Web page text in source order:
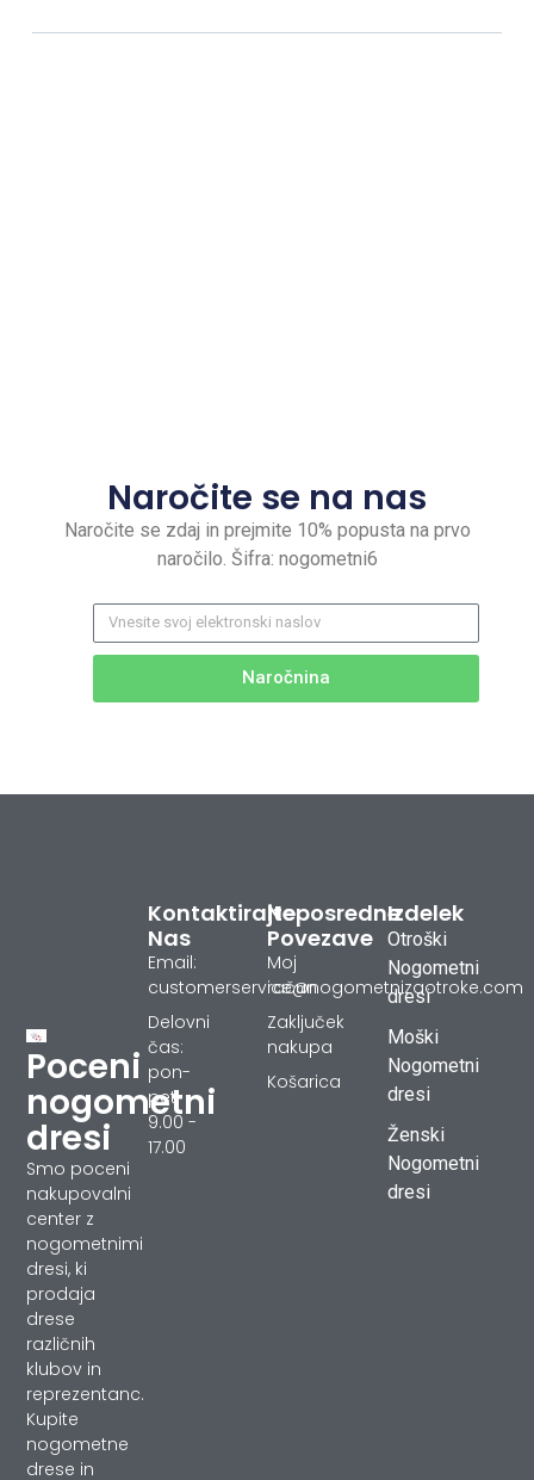
Naročite se na nas
Naročite se zdaj in prejmite 10% popusta na prvo
naročilo. Šifra: nogometni6
Naročnina
Poceni
nogometni
dresi
Smo poceni
nakupovalni
center z
nogometnimi
dresi, ki
prodaja
drese
različnih
klubov in
reprezentanc.
Kupite
nogometne
drese in
Izdelek
Otroški
Nogometni
dresi
Moški
Nogometni
dresi
Ženski
Nogometni
dresi
Neposredne
Povezave
Moj
račun
Zaključek
nakupa
Košarica
Kontaktirajte
Nas
Email:
customerservice@nogometnizaotroke.com
Delovni
čas:
pon-
pet
9.00 -
17.00